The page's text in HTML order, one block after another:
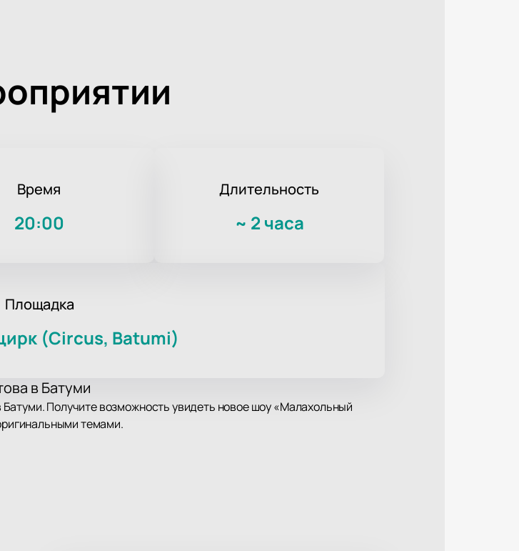
Время
20:00
Длительность
~ 2 часа
Площадка
(Circus, Batumi)
в Батуми
Получите возможность увидеть новое шоу «Малахольный
темами.